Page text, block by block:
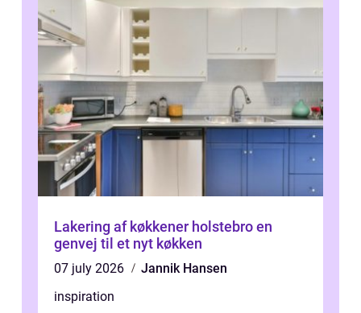
Lakering af køkkener holstebro en
genvej til et nyt køkken
07 july 2026
Jannik Hansen
inspiration